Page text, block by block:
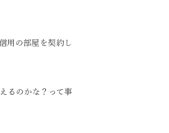
用の部屋を契約し
るのかな？って事